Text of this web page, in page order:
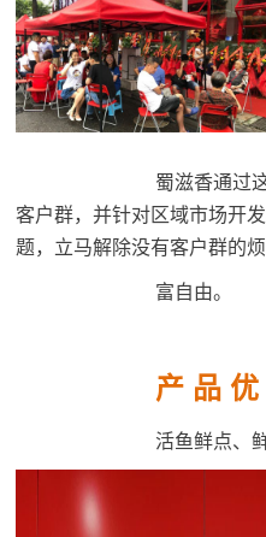
蜀滋香通过这样的
客户群，并针对区域市场开
题，立马解除没有客户群的
富自由。
产 品 优
活鱼鲜点、鲜点